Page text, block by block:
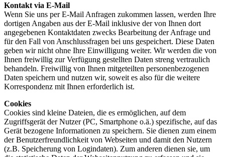
Kontakt via E-Mail
Wenn Sie uns per E-Mail Anfragen zukommen lassen, werden Ihre
dortigen Angaben aus der E-Mail inklusive der von Ihnen dort
angegebenen Kontaktdaten zwecks Bearbeitung der Anfrage und
für den Fall von Anschlussfragen bei uns gespeichert. Diese Daten
geben wir nicht ohne Ihre Einwilligung weiter. Wir werden die von
Ihnen freiwillig zur Verfügung gestellten Daten streng vertraulich
behandeln. Freiwillig von Ihnen mitgeteilten personenbezogenen
Daten speichern und nutzen wir, soweit es also für die weitere
Korrespondenz mit Ihnen erforderlich ist.
Cookies
Cookies sind kleine Dateien, die es ermöglichen, auf dem
Zugriffsgerät der Nutzer (PC, Smartphone o.ä.) spezifische, auf das
Gerät bezogene Informationen zu speichern. Sie dienen zum einem
der Benutzerfreundlichkeit von Webseiten und damit den Nutzern
(z.B. Speicherung von Logindaten). Zum anderen dienen sie, um